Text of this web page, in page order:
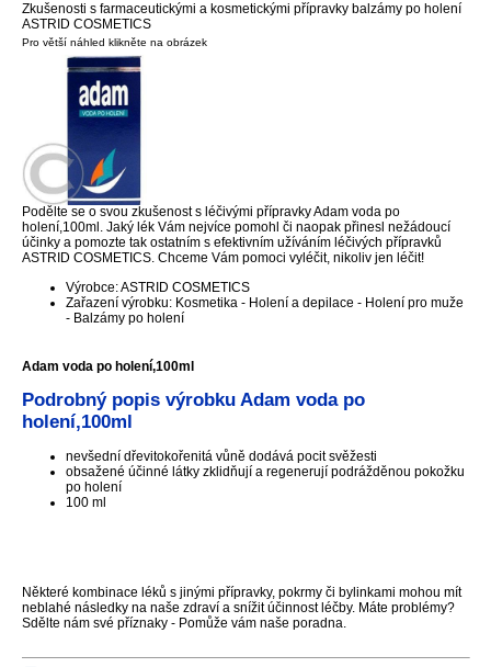
Zkušenosti s farmaceutickými a kosmetickými přípravky balzámy po holení
ASTRID COSMETICS
Pro větší náhled klikněte na obrázek
Podělte se o svou zkušenost s léčivými přípravky Adam voda po
holení,100ml. Jaký lék Vám nejvíce pomohl či naopak přinesl nežádoucí
účinky a pomozte tak ostatním s efektivním užíváním léčivých přípravků
ASTRID COSMETICS. Chceme Vám pomoci vyléčit, nikoliv jen léčit!
Výrobce: ASTRID COSMETICS
Zařazení výrobku: Kosmetika - Holení a depilace - Holení pro muže
- Balzámy po holení
Adam voda po holení,100ml
Podrobný popis výrobku Adam voda po
holení,100ml
nevšední dřevitokořenitá vůně dodává pocit svěžesti
obsažené účinné látky zklidňují a regenerují podrážděnou pokožku
po holení
100 ml
Některé kombinace léků s jinými přípravky, pokrmy či bylinkami mohou mít
neblahé následky na naše zdraví a snížit účinnost léčby. Máte problémy?
Sdělte nám své příznaky - Pomůže vám naše poradna.